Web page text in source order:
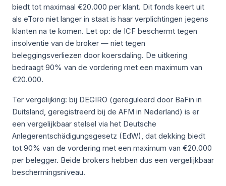
biedt tot maximaal €20.000 per klant. Dit fonds keert uit
als eToro niet langer in staat is haar verplichtingen jegens
klanten na te komen. Let op: de ICF beschermt tegen
insolventie van de broker — niet tegen
beleggingsverliezen door koersdaling. De uitkering
bedraagt 90% van de vordering met een maximum van
€20.000.
Ter vergelijking: bij DEGIRO (gereguleerd door BaFin in
Duitsland, geregistreerd bij de AFM in Nederland) is er
een vergelijkbaar stelsel via het Deutsche
Anlegerentschädigungsgesetz (EdW), dat dekking biedt
tot 90% van de vordering met een maximum van €20.000
per belegger. Beide brokers hebben dus een vergelijkbaar
beschermingsniveau.